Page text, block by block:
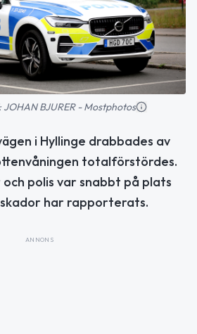
BJURER - Mostphotos
i Hyllinge drabbades av
totalförstördes.
och polis var snabbt på plats
har rapporterats.
ANNONS